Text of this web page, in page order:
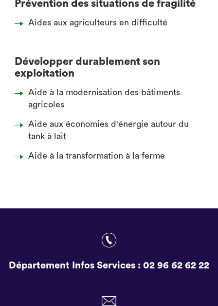
Prévention des situations de fragilité
Aides aux agriculteurs en difficulté
Développer durablement son
exploitation
Aide à la modernisation des bâtiments
agricoles
Aide aux économies d'énergie autour du
tank à lait
Aide à la transformation à la ferme
Département Infos Services : 02 96 62 62 22